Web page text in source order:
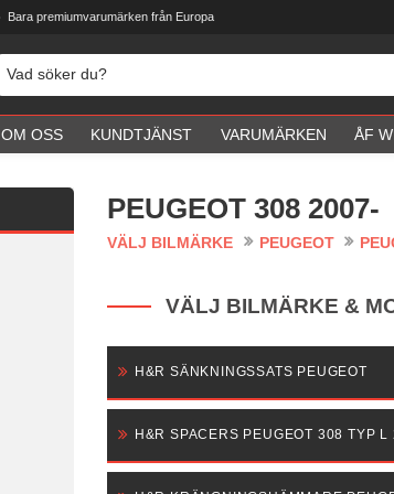
Bara premiumvarumärken från Europa
OM OSS KUNDTJÄNST VARUMÄRKEN ÅF
PEUGEOT 308 2007-
VÄLJ BILMÄRKE PEUGEOT
VÄLJ BILMÄRKE &
H&R SÄNKNINGSSATS PEUGEOT
H&R SPACERS PEUGEOT 308 TYP L